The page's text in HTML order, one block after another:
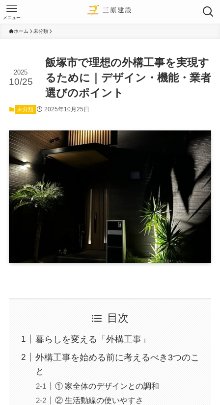
メニュー
ホーム 未分類
飯塚市で理想の外構工事を実現す
るために｜デザイン・機能・業者
選びのポイント
2025
10/25
未分類 2025年10月25日
目次
暮らしを変える「外構工事」
外構工事を始める前に考えるべき3つのこ
と
① 家全体のデザインとの調和
② 生活動線の使いやすさ